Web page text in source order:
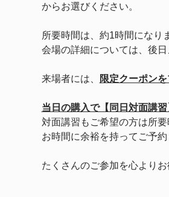
からお選びください。
所要時間は、約1時間になり
会場の詳細については、後
来場者には、 限定クーポン
当日の購入で【同日対面講習
対面講習もご希望の方は所
お時間に余裕を持ってご予約
たくさんのご参加を心よりお